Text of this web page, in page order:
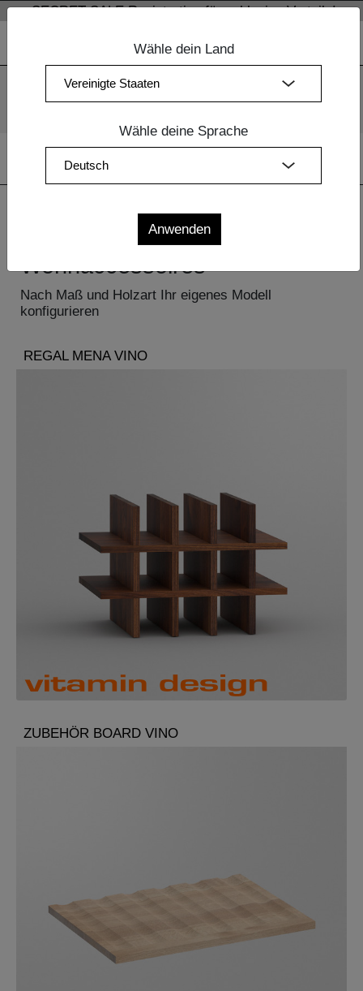
Wir verwenden Cookies. Mit der weiteren Nutzung unserer
SECRET SALE Registration für exklusive Vorteile!
Wohnaccessoires
Nach Maß und Holzart Ihr eigenes Modell
konfigurieren
REGAL MENA VINO
ZUBEHÖR BOARD VINO
Wähle dein Land
Wähle deine Sprache